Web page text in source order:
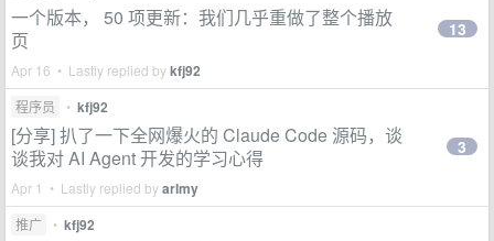
一个版本， 50 项更新：我们几乎重做了整个播放
页
Apr 16 • Lastly replied bykfj92
13
程序员 • kfj92
[分享] 扒了一下全网爆火的 Claude Code 源码，谈
谈我对 AI Agent 开发的学习心得
Apr 1 • Lastly replied byarlmy
3
推广 • kfj92